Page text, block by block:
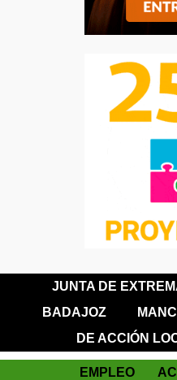
JUNTA DE
BADAJOZ
DE ACCIÓN
EMPLEO